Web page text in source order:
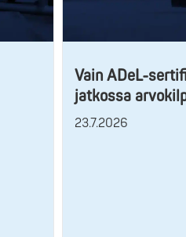
Vain ADeL-
jatkossa
23.7.2026